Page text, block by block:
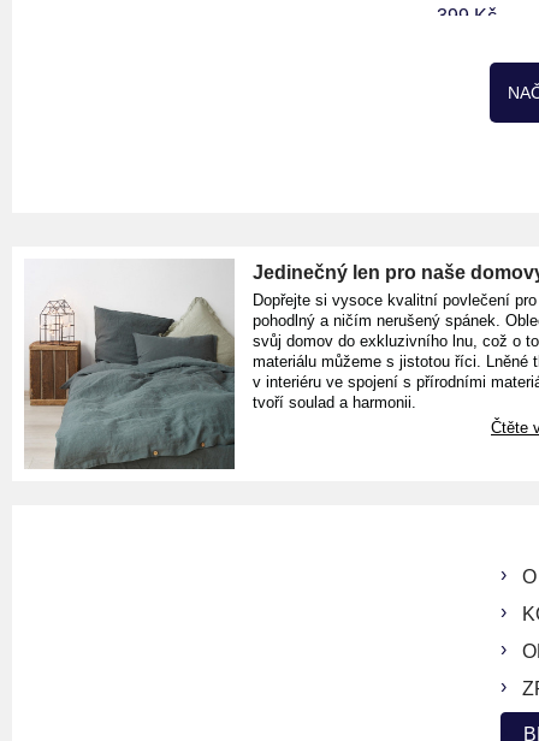
399 Kč
Jedinečný len pro naše
Dopřejte si vysoce kvalitní povlečení pro
pohodlný a ničím nerušený spánek.
svůj domov do exkluzivního lnu, což o
materiálu můžeme s jistotou říci. Lněné
v interiéru ve spojení s přírodními
tvoří soulad a harmonii.
Čtěte